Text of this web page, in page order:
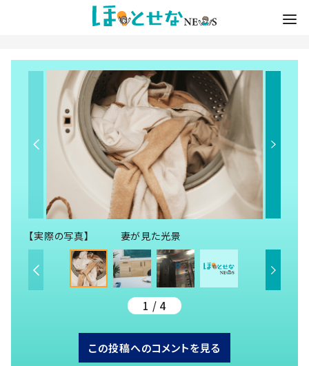
【実際の写真】 妻が見た光景
1 / 4
この投稿へのコメントを見る